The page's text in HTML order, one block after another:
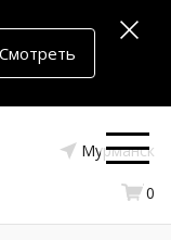
Смотреть
Мурманск
0